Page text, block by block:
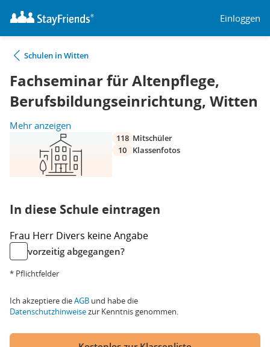
Einloggen
Schulen in Witten
Fachseminar für Altenpflege,
Berufsbildungseinrichtung, Witten
Mehr anzeigen
118 Mitschüler
10
Klassenfotos
In diese Schule eintragen
Frau Herr Divers keine Angabe
vorzeitig abgegangen?
* Pflichtfelder
Ich akzeptiere dieAGB und habe die
Datenschutzhinweisezur Kenntnis genommen.